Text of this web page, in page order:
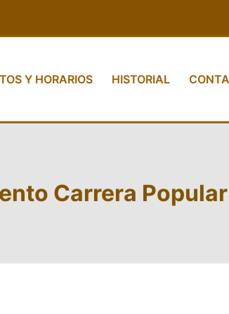
Y HORARIOS HISTORIAL
Carrera Popular